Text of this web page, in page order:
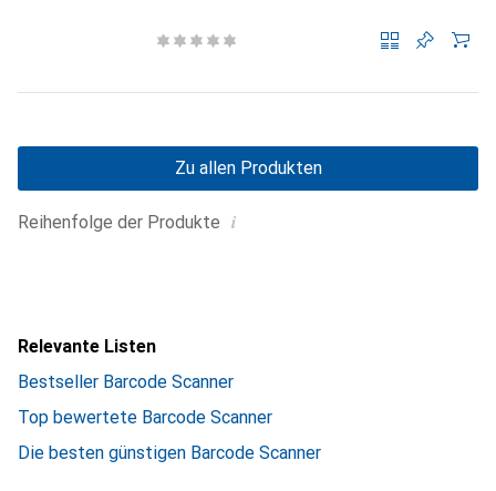
Reihenfolge der Produkte i
Zu allen Produkten
Relevante Listen
Bestseller Barcode Scanner
Top bewertete Barcode Scanner
Die besten günstigen Barcode Scanner